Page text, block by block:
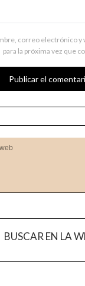
correo electrónico y
para la próxima vez que
BUSCAR EN LA